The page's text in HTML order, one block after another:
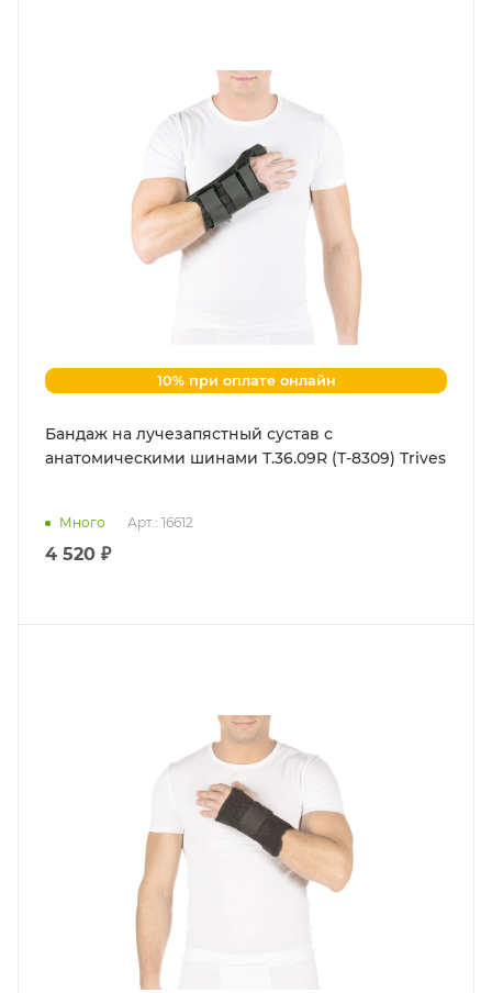
10% при оплате онлайн
Бандаж на лучезапястный сустав с
анатомическими шинами Т.36.09R (Т-8309) Trives
Много Арт.: 16612
4 520 ₽